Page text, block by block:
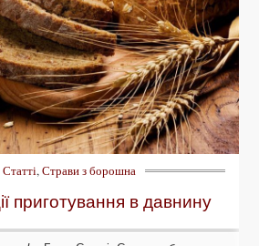
Статті,Страви з борошна
приготування в давнину